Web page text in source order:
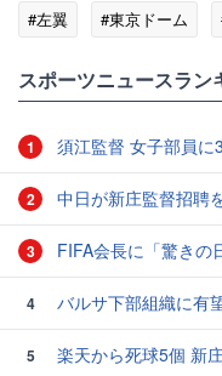
#左翼
#東京ドーム
スポーツニュースラン
1 須江監督 女子部員に
2 中日が新庄監督招聘
3 FIFA会長に「驚きの
4 バルサ下部組織に有
5
楽天から死球5個 新